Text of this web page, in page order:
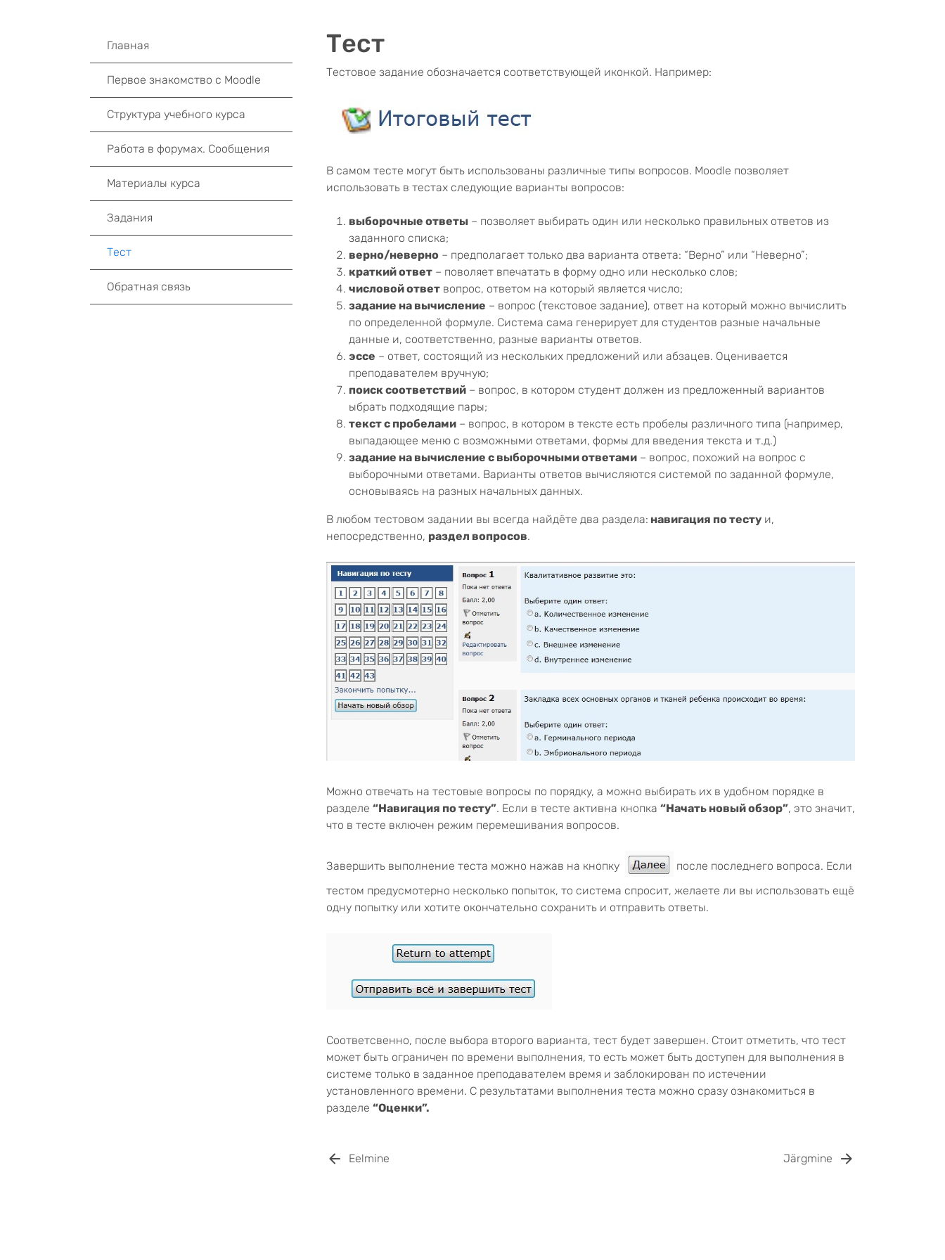
Тест
Тестовое задание обозначается соответствующей иконкой. Например:
В самом тесте могут быть использованы различные типы вопросов. Moodle позволяет
использовать в тестах следующие варианты вопросов:
выборочные ответы – позволяет выбирать один или несколько правильных ответов из
заданного списка;
верно/неверно – предполагает только два варианта ответа: “Верно” или “Неверно”;
краткий ответ – поволяет впечатать в форму одно или несколько слов;
числовой ответ вопрос, ответом на который является число;
задание на вычисление – вопрос (текстовое задание), ответ на который можно вычислить
по определенной формуле. Система сама генерирует для студентов разные начальные
данные и, соответственно, разные варианты ответов.
эссе – ответ, состоящий из нескольких предложений или абзацев. Оценивается
преподавателем вручную;
поиск соответствий – вопрос, в котором студент должен из предложенный вариантов
ыбрать подходящие пары;
текст с пробелами – вопрос, в котором в тексте есть пробелы различного типа (например,
выпадающее меню с возможными ответами, формы для введения текста и т.д.)
задание на вычисление с выборочными ответами – вопрос, похожий на вопрос с
выборочными ответами. Варианты ответов вычисляются системой по заданной формуле,
основываясь на разных начальных данных.
В любом тестовом задании вы всегда найдёте два раздела: навигация по тесту и,
непосредственно, раздел вопросов.
Можно отвечать на тестовые вопросы по порядку, а можно выбирать их в удобном порядке в
разделе “Навигация по тесту”. Если в тесте активна кнопка “Начать новый обзор”, это значит,
что в тесте включен режим перемешивания вопросов.
Завершить выполнение теста можно нажав на кнопку
после последнего вопроса. Если
тестом предусмотерно несколько попыток, то система спросит, желаете ли вы использовать ещё
одну попытку или хотите окончательно сохранить и отправить ответы.
Соответсвенно, после выбора второго варианта, тест будет завершен. Стоит отметить, что тест
может быть ограничен по времени выполнения, то есть может быть доступен для выполнения в
системе только в заданное преподавателем время и заблокирован по истечении
установленного времени. С результатами выполнения теста можно сразу ознакомиться в
разделе “Оценки”.
Eelmine Järgmine
Главнaя
Первое знакомство с Moodle
Структура учебного курса
Работа в форумах. Сообщения
Материалы курса
Задания
Тест
Обратная связь